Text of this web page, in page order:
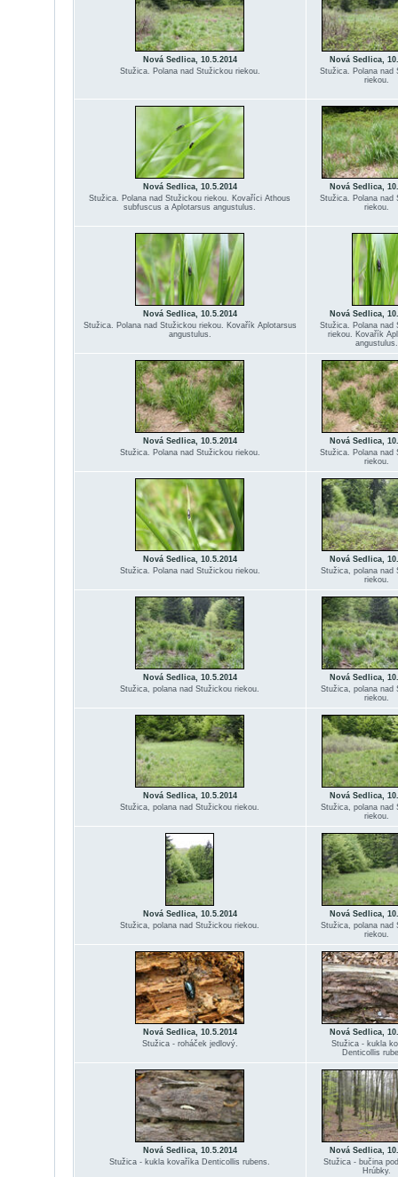
Nová Sedlica, 10.5.2014
Stužica. Polana nad Stužickou riekou.
Nová Sedlica,
Stužica. Polana nad
riekou.
Nová Sedlica, 10.5.2014
Stužica. Polana nad Stužickou riekou. Kovaříci Athous
subfuscus a Aplotarsus angustulus.
Nová Sedlica,
Stužica. Polana nad
riekou.
Nová Sedlica, 10.5.2014
Stužica. Polana nad Stužickou riekou. Kovařík Aplotarsus
angustulus.
Nová Sedlica,
Stužica. Polana nad
riekou. Kovařík
angustulus.
Nová Sedlica, 10.5.2014
Stužica. Polana nad Stužickou riekou.
Nová Sedlica,
Stužica. Polana nad
riekou.
Nová Sedlica, 10.5.2014
Stužica. Polana nad Stužickou riekou.
Nová Sedlica,
Stužica, polana nad
riekou.
Nová Sedlica, 10.5.2014
Stužica, polana nad Stužickou riekou.
Nová Sedlica,
Stužica, polana nad
riekou.
Nová Sedlica, 10.5.2014
Stužica, polana nad Stužickou riekou.
Nová Sedlica,
Stužica, polana nad
riekou.
Nová Sedlica, 10.5.2014
Stužica, polana nad Stužickou riekou.
Nová Sedlica,
Stužica, polana nad
riekou.
Nová Sedlica, 10.5.2014
Stužica - roháček jedlový.
Nová Sedlica,
Stužica - kukla
Denticollis
Nová Sedlica, 10.5.2014
Stužica - kukla kovaříka Denticollis rubens.
Nová Sedlica,
Stužica - bučina
Hrúbky.